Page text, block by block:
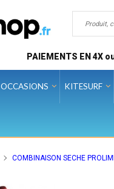
PAIEMENTS EN 4X
OCCASIONS KITESURF
COMBINAISON SECHE